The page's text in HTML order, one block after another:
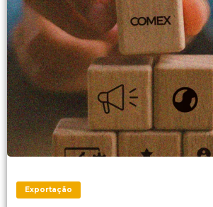
Exportação